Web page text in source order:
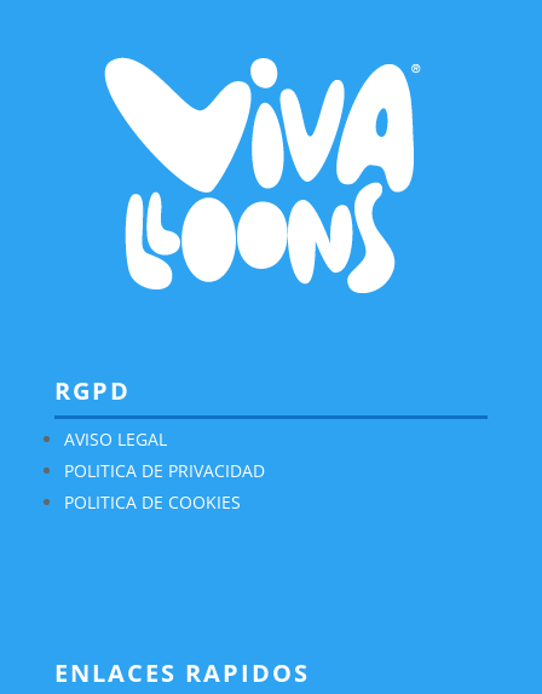
RGPD
AVISO LEGAL
POLITICA DE PRIVACIDAD
POLITICA DE COOKIES
ENLACES RAPIDOS